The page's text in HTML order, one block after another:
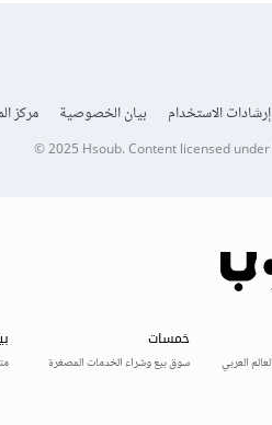
إرشادات الاستخدام بيان الخصوصية مركز
© 2025 Hsoub.Content licensed under